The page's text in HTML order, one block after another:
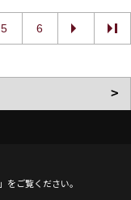
5 6
」をご覧ください。